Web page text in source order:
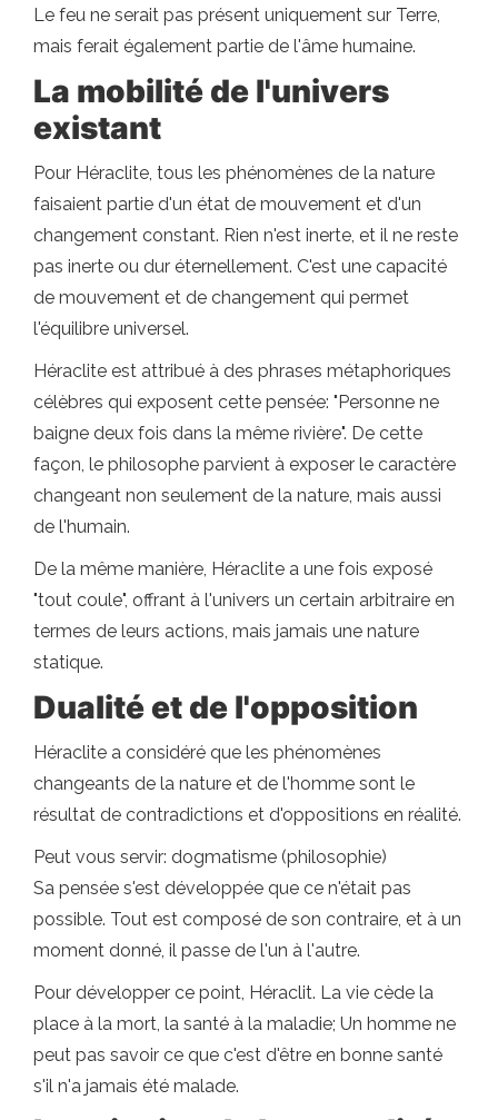
Le feu ne serait pas présent uniquement sur Terre,
mais ferait également partie de l'âme humaine.
La mobilité de l'univers
existant
Pour Héraclite, tous les phénomènes de la nature
faisaient partie d'un état de mouvement et d'un
changement constant. Rien n'est inerte, et il ne reste
pas inerte ou dur éternellement. C'est une capacité
de mouvement et de changement qui permet
l'équilibre universel.
Héraclite est attribué à des phrases métaphoriques
célèbres qui exposent cette pensée: "Personne ne
baigne deux fois dans la même rivière". De cette
façon, le philosophe parvient à exposer le caractère
changeant non seulement de la nature, mais aussi
de l'humain.
De la même manière, Héraclite a une fois exposé
"tout coule", offrant à l'univers un certain arbitraire en
termes de leurs actions, mais jamais une nature
statique.
Dualité et de l'opposition
Héraclite a considéré que les phénomènes
changeants de la nature et de l'homme sont le
résultat de contradictions et d'oppositions en réalité.
Peut vous servir: dogmatisme (philosophie)
Sa pensée s'est développée que ce n'était pas
possible. Tout est composé de son contraire, et à un
moment donné, il passe de l'un à l'autre.
Pour développer ce point, Héraclit. La vie cède la
place à la mort, la santé à la maladie; Un homme ne
peut pas savoir ce que c'est d'être en bonne santé
s'il n'a jamais été malade.